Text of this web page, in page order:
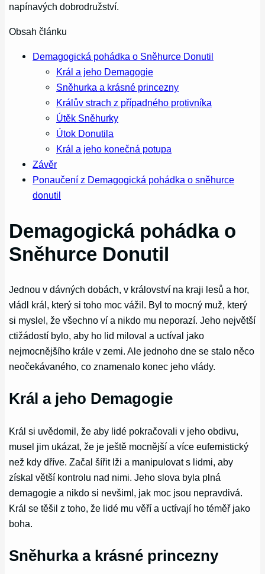
napínavých dobrodružství.
Obsah článku
Demagogická pohádka o Sněhurce Donutil
Král a jeho Demagogie
Sněhurka a krásné princezny
Králův strach z případného protivníka
Útěk Sněhurky
Útok Donutila
Král a jeho konečná potupa
Závěr
Ponaučení z Demagogická pohádka o sněhurce
donutil
Demagogická pohádka o
Sněhurce Donutil
Jednou v dávných dobách, v království na kraji lesů a hor,
vládl král, který si toho moc vážil. Byl to mocný muž, který
si myslel, že všechno ví a nikdo mu neporazí. Jeho největší
ctižádostí bylo, aby ho lid miloval a uctíval jako
nejmocnějšího krále v zemi. Ale jednoho dne se stalo něco
neočekávaného, co znamenalo konec jeho vlády.
Král a jeho Demagogie
Král si uvědomil, že aby lidé pokračovali v jeho obdivu,
musel jim ukázat, že je ještě mocnější a více eufemistický
než kdy dříve. Začal šířit lži a manipulovat s lidmi, aby
získal větší kontrolu nad nimi. Jeho slova byla plná
demagogie a nikdo si nevšiml, jak moc jsou nepravdivá.
Král se těšil z toho, že lidé mu věří a uctívají ho téměř jako
boha.
Sněhurka a krásné princezny